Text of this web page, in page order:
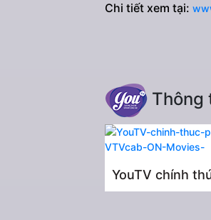
Chi tiết xem tại:
Thông
YouTV chính